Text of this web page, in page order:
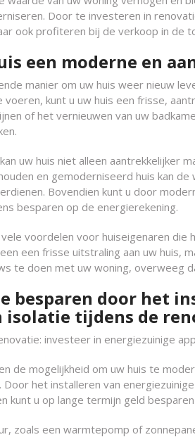
Door te investeren in
ook profiteren bij de verkoop in de
een moderne en
manier om uw huis weer nieuw
kunt u uw huis een frisse,
of het vernieuwen van uw
uw huis niet alleen aantrekkelijker
en gemoderniseerd huis kan
Bovendien kunt u door
besparen op de energierekening.
voordelen voor huiseigenaren die
een frisse uitstraling aan uw huis,
te doen met uw woning, overweeg
besparen door het
isolatie tijdens de
investeer in energiezuinige
de mogelijkheid om uw huis te
het installeren van
kunt u op lange termijn geld
zoals een warmtepomp of